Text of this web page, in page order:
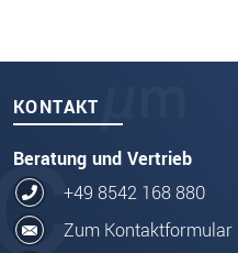
KONTAKT
Beratung und Vertrieb
+49 8542 168 880
Zum Kontaktformular